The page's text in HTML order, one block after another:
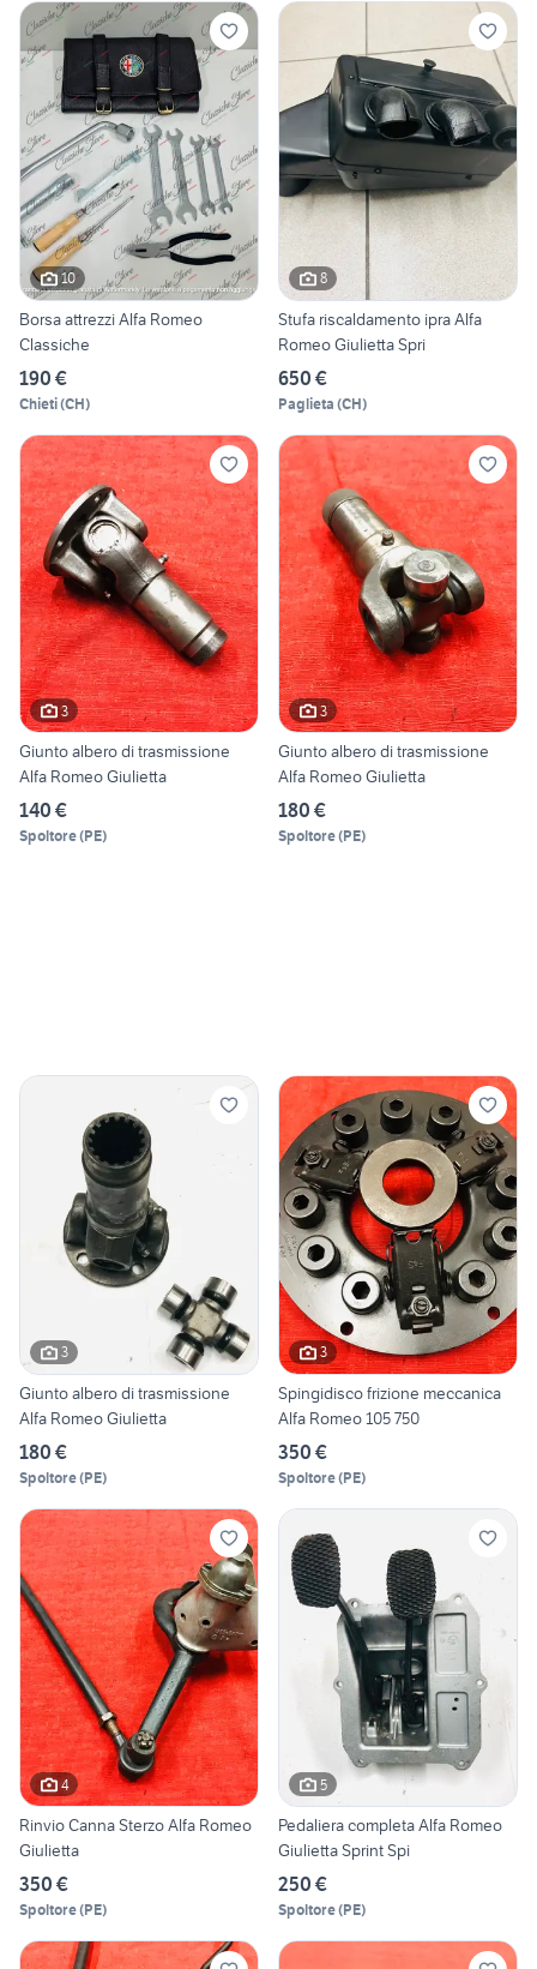
10
Borsa attrezzi Alfa Romeo
Classiche
190 €
Chieti(CH)
8
Stufa riscaldamento ipra Alfa
Romeo Giulietta Spri
650 €
Paglieta (CH)
3
Giunto albero di trasmissione
Alfa Romeo Giulietta
140 €
Spoltore(PE)
3
Giunto albero di trasmissione
Alfa Romeo Giulietta
180 €
Spoltore(PE)
3
Giunto albero di trasmissione
Alfa Romeo Giulietta
180 €
Spoltore(PE)
3
Spingidisco frizione meccanica
Alfa Romeo 105 750
350 €
Spoltore(PE)
4
Rinvio Canna Sterzo Alfa Romeo
Giulietta
350 €
Spoltore(PE)
5
Pedaliera completa Alfa Romeo
Giulietta Sprint Spi
250 €
Spoltore(PE)